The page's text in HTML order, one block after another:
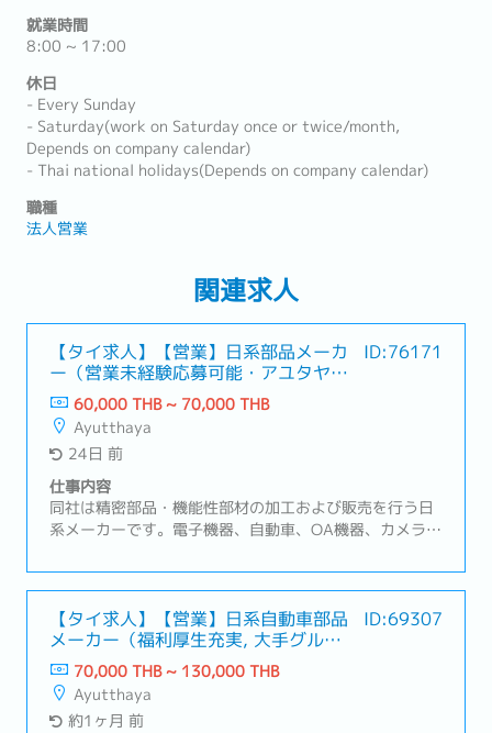
就業時間
8:00 ~ 17:00
休日
- Every Sunday
- Saturday(work on Saturday once or twice/month,
Depends on company calendar)
- Thai national holidays(Depends on company calendar)
職種
法人営業
関連求人
【タイ求人】【営業】日系部品メーカ
ー（営業未経験応募可能・アユタヤ勤
務）
ID:76171
60,000 THB ~ 70,000 THB
Ayutthaya
24日 前
仕事内容
同社は精密部品・機能性部材の加工および販売を行う日
系メーカーです。電子機器、自動車、OA機器、カメラ関
の日系大手メーカーとも多数取引があります。営業職を
募集しています。【業務内容】・既存顧客（日系メーカ
ー中心）への営業活動・顧客との定期訪問・関係構築・
見積作成および納期調整・社内関連部署との調整業務・
日本本社とのやり取り・新規案件情報の収集・顧客から
の問い合わせ対応・営業レポート作成・営業時はドライ
バー付き社用車を利用
【タイ求人】【営業】日系自動車部品
メーカー（福利厚生充実, 大手グルー
プ）
ID:69307
70,000 THB ~ 130,000 THB
Ayutthaya
約1ヶ月 前